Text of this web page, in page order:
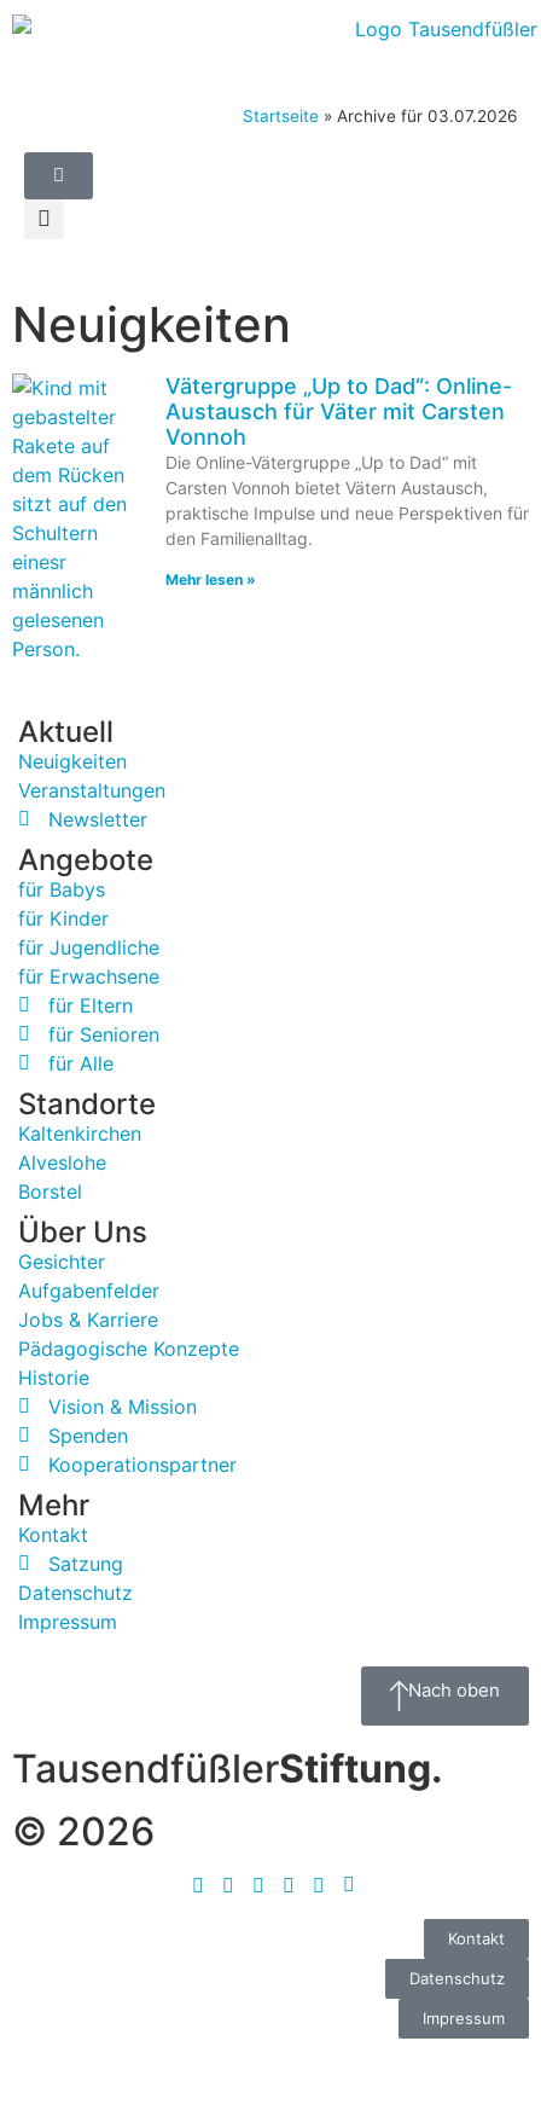
Startseite » Archive für 03.07.2026
Neuigkeiten
Vätergruppe „Up to Dad“: Online-
Austausch für Väter mit Carsten
Vonnoh
Die Online-Vätergruppe „Up to Dad“ mit
Carsten Vonnoh bietet Vätern Austausch,
praktische Impulse und neue Perspektiven für
den Familienalltag.
Mehr lesen »
Aktuell
Neuigkeiten
Veranstaltungen
Newsletter
Angebote
für Babys
für Kinder
für Jugendliche
für Erwachsene
für Eltern
für Senioren
für Alle
Standorte
Kaltenkirchen
Alveslohe
Borstel
Über Uns
Gesichter
Aufgabenfelder
Jobs & Karriere
Pädagogische Konzepte
Historie
Vision & Mission
Spenden
Kooperationspartner
Mehr
Kontakt
Satzung
Datenschutz
Impressum
Nach oben
TausendfüßlerStiftung.
© 2026
Kontakt
Datenschutz
Impressum